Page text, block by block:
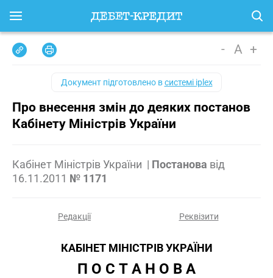
- A +
Документ підготовлено всистемі iplex
Про внесення змін до деяких постанов
Кабінету Міністрів України
Кабінет Міністрів України | Постанова від
16.11.2011 № 1171
Редакції Реквізити
КАБІНЕТ МІНІСТРІВ УКРАЇНИ
П О С Т А Н О В А